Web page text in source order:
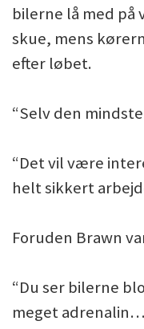
bilerne lå med
skue, mens
efter løbet.
“Selv den
“Det vil være
helt sikkert
Foruden Brawn
“Du ser bilerne
meget